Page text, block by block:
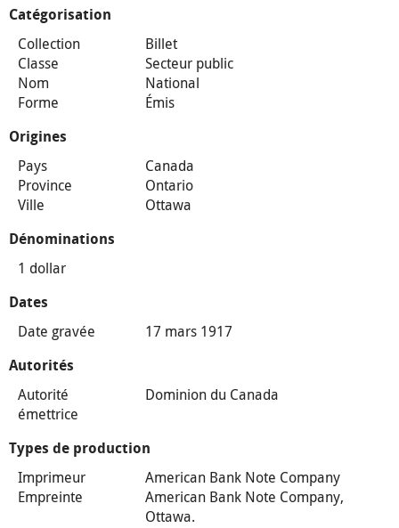
Catégorisation
Collection
Billet
Classe
Secteur public
Nom
National
Forme
Émis
Origines
Pays
Canada
Province
Ontario
Ville
Ottawa
Dénominations
1 dollar
Dates
Date gravée 17 mars 1917
Autorités
Autorité
émettrice
Dominion du Canada
Types de production
Imprimeur
American Bank Note Company
Empreinte
American Bank Note Company,
Ottawa.